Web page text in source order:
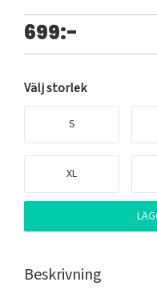
699:-
Välj storlek
S
XL
Beskrivning